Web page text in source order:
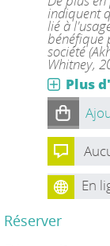
indiquent
lié à
bénéfique
société
Whitney,
Plus
En
Réserver